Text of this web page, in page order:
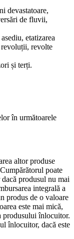
devastatoare,
de fluvii,
etatizarea
revoluții, revolte
și terți.
în următoarele
altor produse
poate
produsul nu mai
integrală a
produs de o valoare
este mai mică,
produsului înlocuitor.
înlocuitor, dacă este